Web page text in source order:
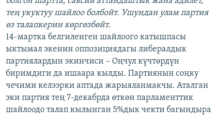
тең укуктуу шайлоо болбойт. Ушундан улам партия
өз талапкерин көргөзбөйт.
14-мартка белгиленген шайлоого катышпасы
ыктымал экенин оппозициядагы либералдык
партиялардын экинчиси – Оңчул күчтөрдүн
биримдиги да ишаара кылды. Партиянын соңку
чечими келээрки аптада жарыяланмакчы. Аталган
эки партия тең 7-декабрда өткөн парламенттик
шайлоодо талап кылынган 5%дык чекти багындыра